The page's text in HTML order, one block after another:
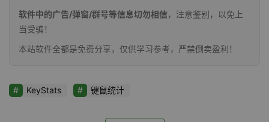
软件中的广告/弹窗/群号等信息切勿相信，注意鉴别，以免上
当受骗！
本站软件全都是免费分享，仅供学习参考，严禁倒卖盈利！
KeyStats 键鼠统计